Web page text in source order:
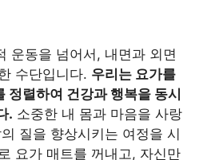
운동을 넘어서, 내면과 외면
수단입니다. 우리는 요가를
정렬하여 건강과 행복을 동시
. 소중한 내 몸과 마음을 사랑
질을 향상시키는 여정을 시
요가 매트를 꺼내고, 자신만